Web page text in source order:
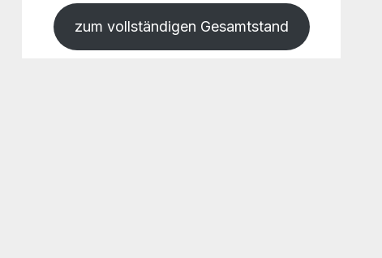
zum vollständigen Gesamtstand